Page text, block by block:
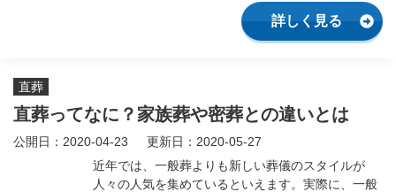
詳しく見る
直葬
公開日：2020-04-23 更新日：2020-05-27
直葬ってなに？家族葬や密葬との違いとは
近年では、一般葬よりも新しい葬儀のスタイルが
人々の人気を集めているといえます。実際に、一般